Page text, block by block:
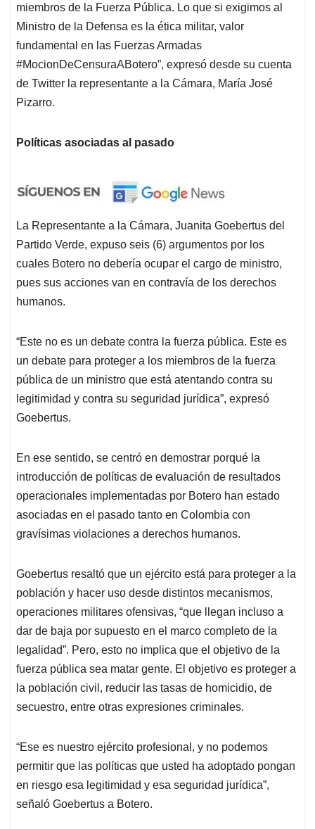
miembros de la Fuerza Pública. Lo que si exigimos al
Ministro de la Defensa es la ética militar, valor
fundamental en las Fuerzas Armadas
#MocionDeCensuraABotero”, expresó desde su cuenta
de Twitter la representante a la Cámara, María José
Pizarro.
Políticas asociadas al pasado
La Representante a la Cámara, Juanita Goebertus del
Partido Verde, expuso seis (6) argumentos por los
cuales Botero no debería ocupar el cargo de ministro,
pues sus acciones van en contravía de los derechos
humanos.
“Este no es un debate contra la fuerza pública. Este es
un debate para proteger a los miembros de la fuerza
pública de un ministro que está atentando contra su
legitimidad y contra su seguridad jurídica”, expresó
Goebertus.
En ese sentido, se centró en demostrar porqué la
introducción de políticas de evaluación de resultados
operacionales implementadas por Botero han estado
asociadas en el pasado tanto en Colombia con
gravísimas violaciones a derechos humanos.
Goebertus resaltó que un ejército está para proteger a la
población y hacer uso desde distintos mecanismos,
operaciones militares ofensivas, “que llegan incluso a
dar de baja por supuesto en el marco completo de la
legalidad”. Pero, esto no implica que el objetivo de la
fuerza pública sea matar gente. El objetivo es proteger a
la población civil, reducir las tasas de homicidio, de
secuestro, entre otras expresiones criminales.
“Ese es nuestro ejército profesional, y no podemos
permitir que las políticas que usted ha adoptado pongan
en riesgo esa legitimidad y esa seguridad jurídica”,
señaló Goebertus a Botero.